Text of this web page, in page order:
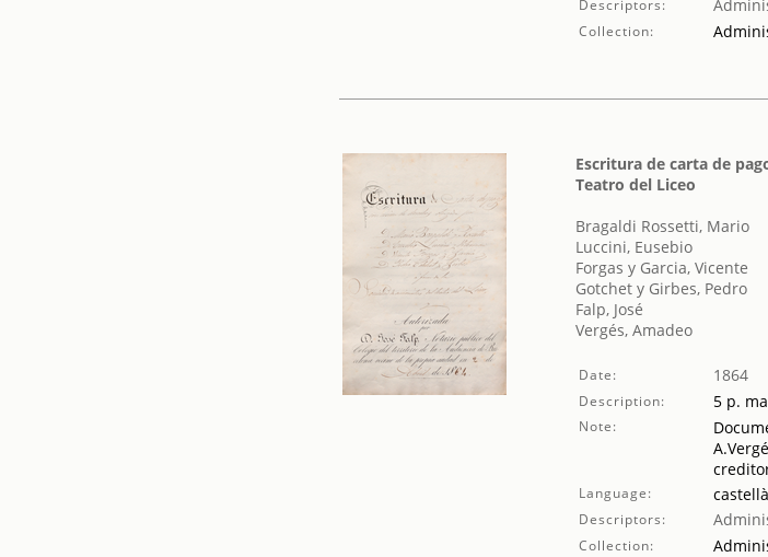
Descriptors:
Collection:
Escritura de carta de
Teatro del Liceo
Bragaldi Rossetti, Mario
Luccini, Eusebio
Forgas y Garcia, Vicente
Gotchet y Girbes, Pedro
Falp, José
Vergés, Amadeo
Date: 1864
Description: 5 p.
Note:
Language: castellà
Descriptors:
Collection: